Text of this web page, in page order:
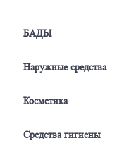
БАДЫ
Наружные средства
Косметика
Средства гигиены